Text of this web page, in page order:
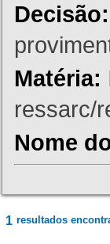
Decisão:
Matéria:
ressarc/
Nome
1 resultados